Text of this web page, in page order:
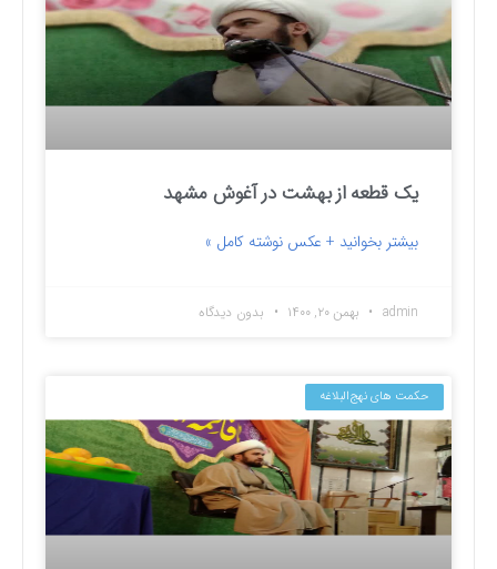
یک قطعه از بهشت در آغوش مشهد
بیشتر بخوانید + عکس نوشته کامل »
admin بهمن ۲۰, ۱۴۰۰ بدون دیدگاه
حکمت های نهج‌البلاغه